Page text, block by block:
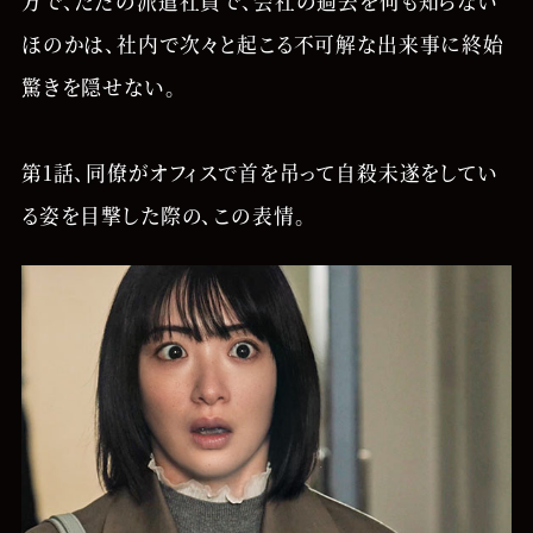
ほのかは、社内で次々と起こる不可解な出来事に終始
驚きを隠せない。
第1話、同僚がオフィスで首を吊って自殺未遂をしてい
る姿を目撃した際の、この表情。